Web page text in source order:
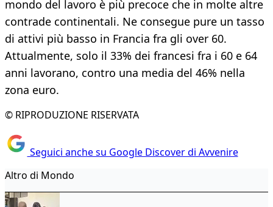
mondo del lavoro è più precoce che in molte altre
contrade continentali. Ne consegue pure un tasso
di attivi più basso in Francia fra gli over 60.
Attualmente, solo il 33% dei francesi fra i 60 e 64
anni lavorano, contro una media del 46% nella
zona euro.
© RIPRODUZIONE RISERVATA
Seguici anche su Google Discover di Avvenire
Altro di Mondo